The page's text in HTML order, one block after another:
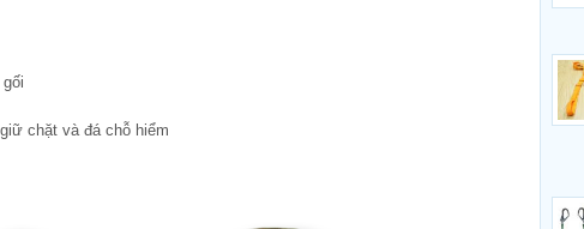
chặt và đá chỗ hiểm